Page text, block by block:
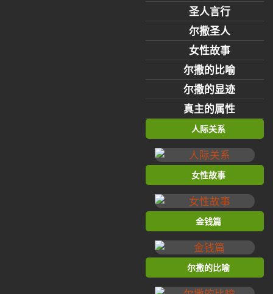
圣人言行
尔撒圣人
女性故事
尔撒的比喻
尔撒的显迹
真主的属性
人际关系
女性故事
金钱篇
尔撒的比喻